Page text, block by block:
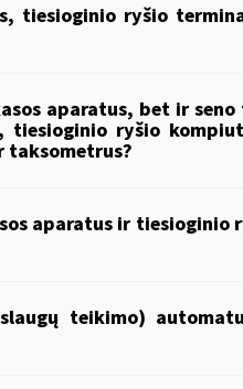
tiesioginio ryšio
aparatus, bet ir
tiesioginio ryšio
aparatusir tiesioginio
teikimo)